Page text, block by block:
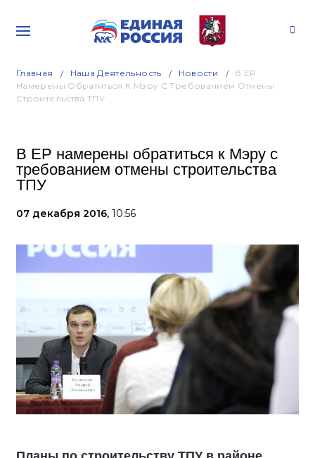
Главная Наша Деятельность Новости
В ЕР
Намерены Обратиться К Мэру С Требованием Отмены
Строительства ТПУ
В ЕР намерены обратиться к Мэру с
требованием отмены строительства
ТПУ
07 декабря 2016, 10:56